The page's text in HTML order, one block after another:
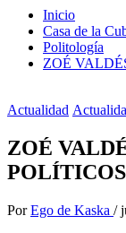
Inicio
Casa de la
Politología
ZOÉ
Actualidad
ZOÉ
POLÍTICOS
Por Ego de Kaska /